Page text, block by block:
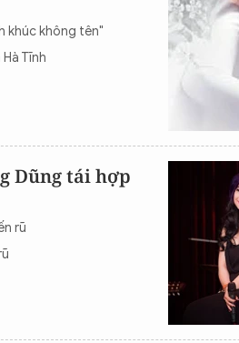
khúc không tên"
Tĩnh
Dũng tái hợp
rũ